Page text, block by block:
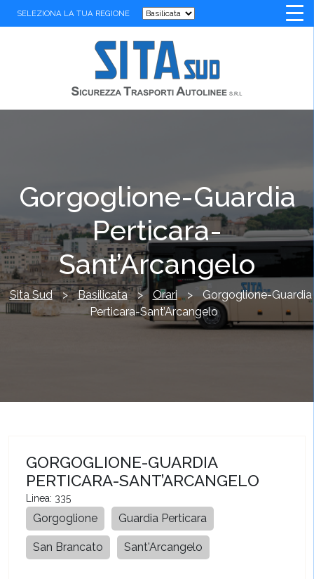
SELEZIONA LA TUA REGIONE
Gorgoglione-Guardia
Perticara-
Sant’Arcangelo
Sita Sud > Basilicata > Orari >
Gorgoglione-Guardia
Perticara-Sant’Arcangelo
GORGOGLIONE-GUARDIA
PERTICARA-SANT’ARCANGELO
Linea: 335
Gorgoglione Guardia Perticara
San Brancato Sant'Arcangelo